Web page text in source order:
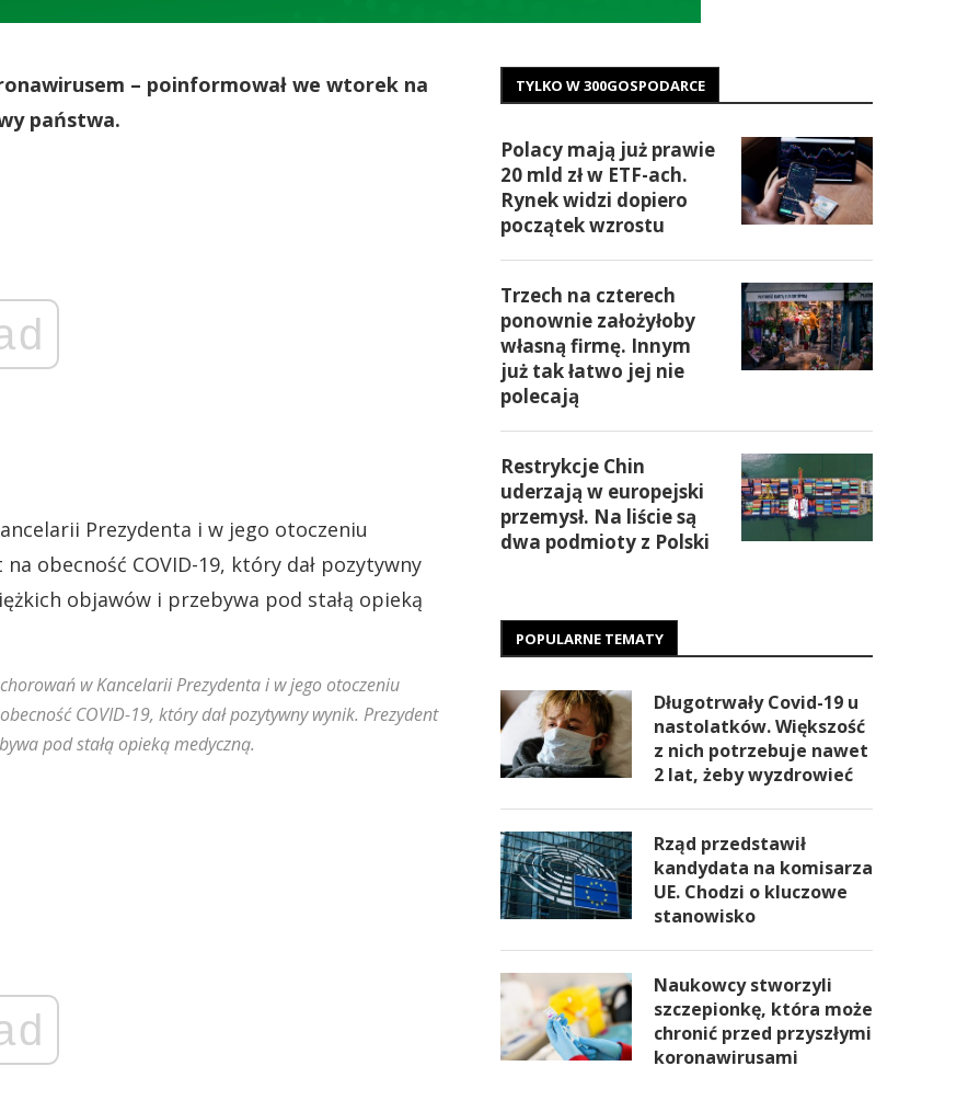
– poinformował we wtorek na
państwa.
Prezydenta i w jego otoczeniu
obecność COVID-19, który dał pozytywny
objawów i przebywa pod stałą opieką
w Kancelarii Prezydenta i w jego otoczeniu
COVID-19, który dał pozytywny wynik. Prezydent
pod stałą opieką medyczną.
TYLKO W 300GOSPODARCE
Polacy mają już prawie
20 mld zł w ETF-ach.
Rynek widzi dopiero
początek wzrostu
Trzech na czterech
ponownie założyłoby
własną firmę. Innym
już tak łatwo jej nie
polecają
Restrykcje Chin
uderzają w europejski
przemysł. Na liście są
dwa podmioty z Polski
POPULARNE TEMATY
Długotrwały Covid-19 u
nastolatków. Większość
z nich potrzebuje nawet
2 lat, żeby wyzdrowieć
Rząd przedstawił
kandydata na komisarza
UE. Chodzi o kluczowe
stanowisko
Naukowcy stworzyli
szczepionkę, która może
chronić przed przyszłymi
koronawirusami